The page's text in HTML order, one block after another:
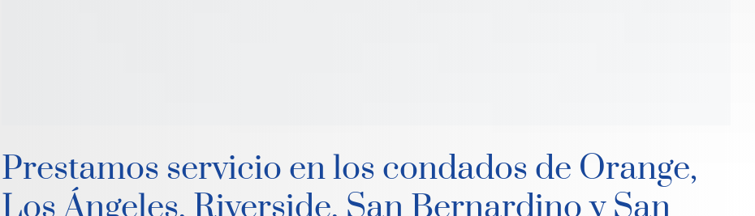
Prestamos servicio en los condados de Orange,